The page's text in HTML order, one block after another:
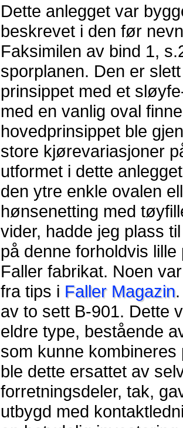
Dette anlegget var
beskrevet i den før
Faksimilen av bind 1,
sporplanen. Den er
prinsippet med et
med en vanlig oval
hovedprinsippet ble
store kjørevariasjoner
utformet i dette
den ytre enkle ovalen
hønsenetting med
vider, hadde jeg plass
på denne forholdvis
Faller fabrikat. Noen
fra tips i Faller Magazin
av to sett B-901. Dette
eldre type, bestående
som kunne
ble dette ersattet av
forretningsdeler, tak,
utbygd med